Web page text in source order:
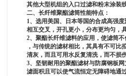
其他大型机组的入口过滤和粉末涂装
二、长纤维聚酯滤筒性能特点：
1、选用美国、日本等国的合成高强度
相互交叉，开孔更小，分布更均匀，
2、聚酯长纤维滤料的应用，使滤筒不
，与传统的滤材相比，其具有不可比拟
清灰，而且可用水反复清洗，而不损
3、坚韧耐用的聚酯滤材与防腐钢板网
滤面积且可以使气流恒定无障碍地通